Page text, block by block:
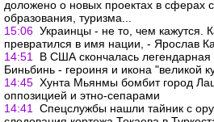
доложено о новых проектах в сферах
образования, туризма...
15:06 Украинцы - не то, чем кажутся.
превратился в имя нации, - Ярослав
14:51
В США скончалась легендарная
Биньбинь - героиня и икона "великой
14:45 Хунта Мьянмы бомбит город
оппозицией и этно-сепарами
14:41
Спецслужбы нашли тайник с